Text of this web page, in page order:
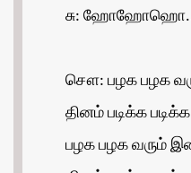
சு:
சௌ: பழக பழக
தினம் படிக்க
பழக பழக வரும்